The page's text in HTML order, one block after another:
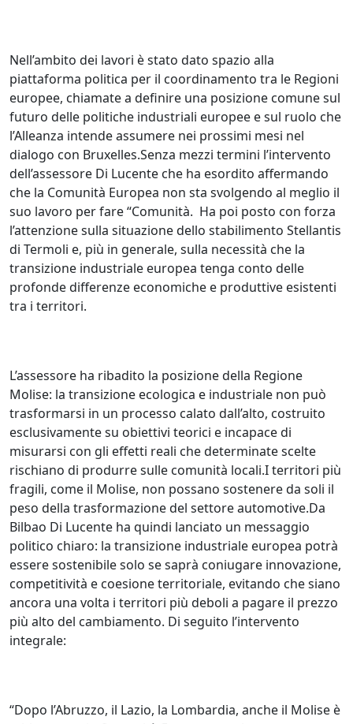
Nell’ambito dei lavori è stato dato spazio alla
piattaforma politica per il coordinamento tra le Regioni
europee, chiamate a definire una posizione comune sul
futuro delle politiche industriali europee e sul ruolo che
l’Alleanza intende assumere nei prossimi mesi nel
dialogo con Bruxelles.Senza mezzi termini l’intervento
dell’assessore Di Lucente che ha esordito affermando
che la Comunità Europea non sta svolgendo al meglio il
suo lavoro per fare “Comunità. Ha poi posto con forza
l’attenzione sulla situazione dello stabilimento Stellantis
di Termoli e, più in generale, sulla necessità che la
transizione industriale europea tenga conto delle
profonde differenze economiche e produttive esistenti
tra i territori.
L’assessore ha ribadito la posizione della Regione
Molise: la transizione ecologica e industriale non può
trasformarsi in un processo calato dall’alto, costruito
esclusivamente su obiettivi teorici e incapace di
misurarsi con gli effetti reali che determinate scelte
rischiano di produrre sulle comunità locali.I territori più
fragili, come il Molise, non possano sostenere da soli il
peso della trasformazione del settore automotive.Da
Bilbao Di Lucente ha quindi lanciato un messaggio
politico chiaro: la transizione industriale europea potrà
essere sostenibile solo se saprà coniugare innovazione,
competitività e coesione territoriale, evitando che siano
ancora una volta i territori più deboli a pagare il prezzo
più alto del cambiamento. Di seguito l’intervento
integrale:
“Dopo l’Abruzzo, il Lazio, la Lombardia, anche il Molise è